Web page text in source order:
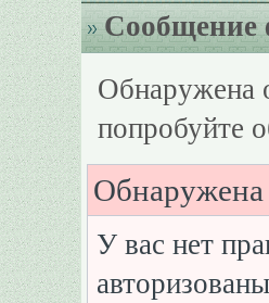
Сообщение
Обнаружена
попробуйте
У вас нет